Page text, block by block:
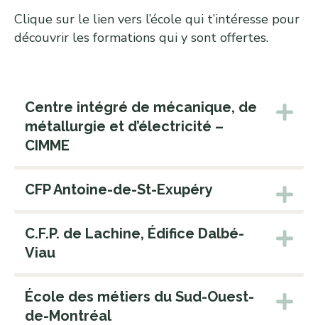
Clique sur le lien vers l’école qui t’intéresse pour
découvrir les formations qui y sont offertes.
Centre intégré de mécanique, de
métallurgie et d’électricité –
CIMME
CFP Antoine-de-St-Exupéry
C.F.P. de Lachine, Édifice Dalbé-
Viau
École des métiers du Sud-Ouest-
de-Montréal